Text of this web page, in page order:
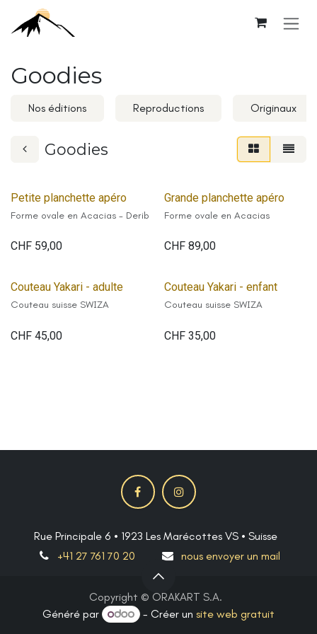
Se rendre au contenu
Goodies
Nos éditions Reproductions Originaux
Goodies
Petite planchette apéro
Forme ovale en Acacias - Derib
CHF 59,00
Grande planchette apéro
Forme ovale en Acacias
CHF 89,00
Couteau Yakari - adulte
Couteau suisse SWIZA
CHF 45,00
Couteau Yakari - enfant
Couteau suisse SWIZA
CHF 35,00
Rue Principale 6 • 1923 Les Marécottes VS • Suisse
+41 27 761 70 20
nous envoyer un mail
Copyright © ORAKART S.A.
Généré par
- Créer unsite web gratuit